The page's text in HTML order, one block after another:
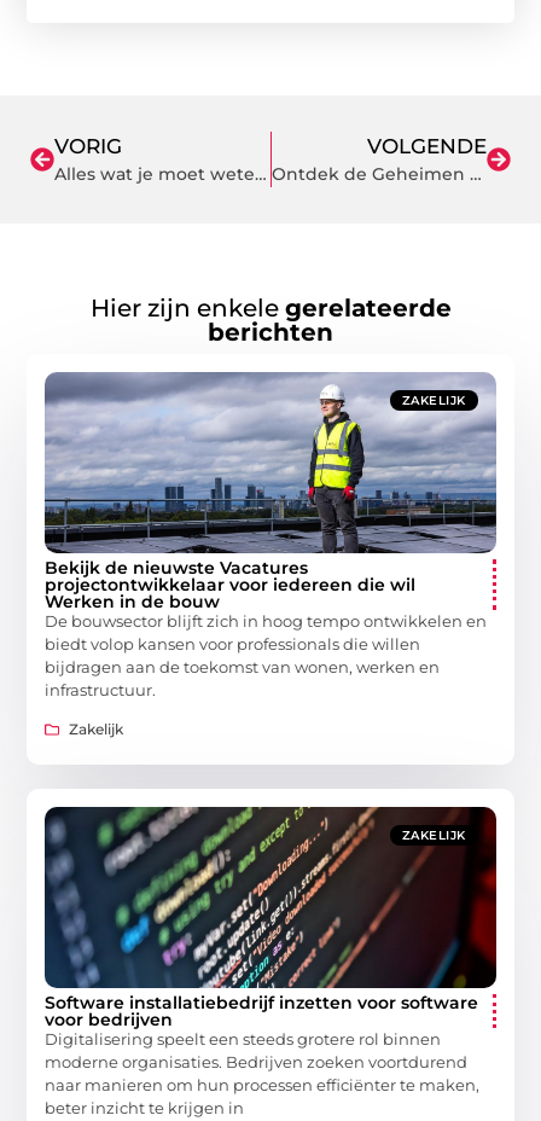
VORIG
Alles wat je moet weten over btw Polen
VOLGENDE
Ontdek de Geheimen van Parkeren in Den Helder
Hier zijn enkele gerelateerde
berichten
ZAKELIJK
Bekijk de nieuwste Vacatures
projectontwikkelaar voor iedereen die wil
Werken in de bouw
De bouwsector blijft zich in hoog tempo ontwikkelen en
biedt volop kansen voor professionals die willen
bijdragen aan de toekomst van wonen, werken en
infrastructuur.
Zakelijk
ZAKELIJK
Software installatiebedrijf inzetten voor software
voor bedrijven
Digitalisering speelt een steeds grotere rol binnen
moderne organisaties. Bedrijven zoeken voortdurend
naar manieren om hun processen efficiënter te maken,
beter inzicht te krijgen in